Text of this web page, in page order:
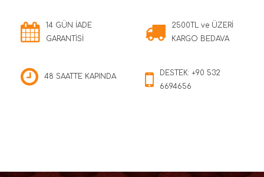
14 GÜN İADE
GARANTİSİ
2500TL ve ÜZERİ
KARGO BEDAVA
48 SAATTE KAPINDA
DESTEK: +90 532
6694656